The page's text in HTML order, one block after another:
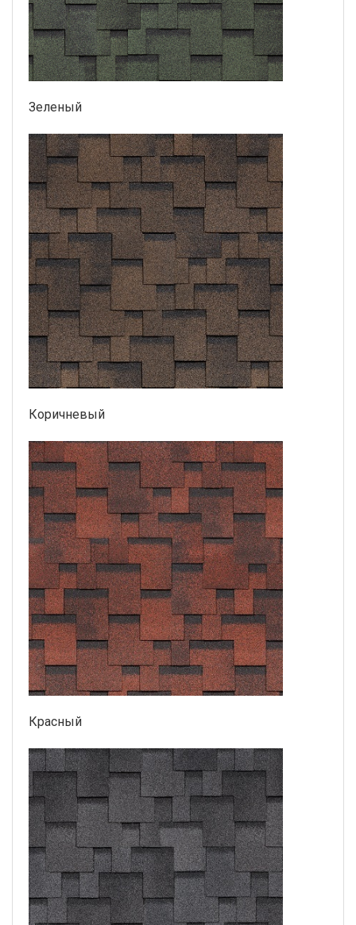
Зеленый
Коричневый
Красный